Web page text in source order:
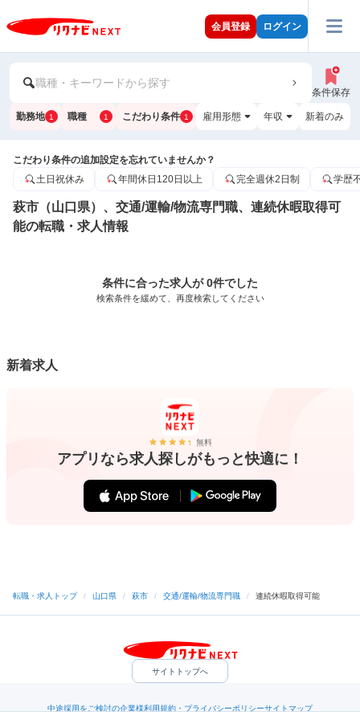
会員登録 ログイン
職種・キーワードから探す
条件保存
勤務地 1 職種 1 こだわり条件 1 雇用形態 年収 新着のみ
こだわり条件の追加設定を忘れていませんか？
土日祝休み
年間休日120日以上 完全週休2日制 学歴
萩市（山口県）、交通/運輸/物流専門職、連続休暇取得可
能の転職・求人情報
条件に合った求人が 0件でした
検索条件を緩めて、再度検索してください
新着求人
無料
アプリなら求人探しがもっと快適に！
転職・求人トップ / 山口県 / 萩市 / 交通/運輸/物流専門職 / 連続休暇取得可能
サイトトップへ
中途採用をご検討の企業様利用規約・プライバシーポリシーサイトマップ